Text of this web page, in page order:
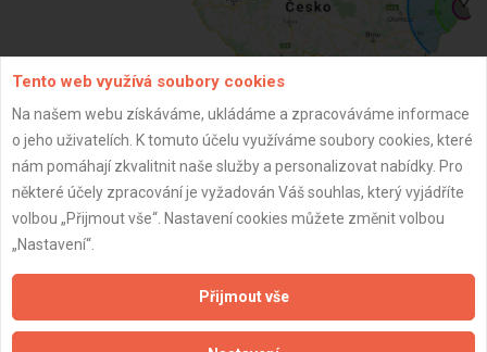
ZPĚT
Aktualizováno z portálu ARES dne 10.01.2025 21:35:54
Tento web využívá soubory cookies
Na našem webu získáváme, ukládáme a zpracováváme informace
o jeho uživatelích. K tomuto účelu využíváme soubory cookies, které
nám pomáhají zkvalitnit naše služby a personalizovat nabídky. Pro
některé účely zpracování je vyžadován Váš souhlas, který vyjádříte
volbou „Přijmout vše“. Nastavení cookies můžete změnit volbou
„Nastavení“.
Přijmout vše